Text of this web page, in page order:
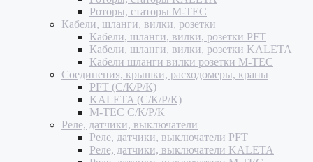
Роторы, статоры M-TEC
Кабели, шланги, вилки, розетки
Кабели, шланги, вилки, розетки PFT
Кабели, шланги, вилки, розетки KALETA
Кабели шланги вилки розетки M-TEC
Соединения, крышки, расходомеры, краны
PFT (С/К/Р/К)
KALETA (С/К/Р/К)
M-TEC С/К/Р/К
Реле, датчики, выключатели
Реле, датчики, выключатели PFT
Реле, датчики, выключатели KALETA